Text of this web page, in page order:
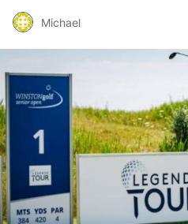
Michael